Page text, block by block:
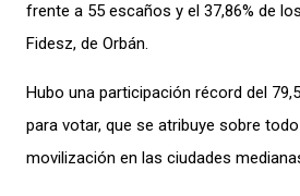
frente a 55 escaños y el 37,86% de
Fidesz, de Orbán.
Hubo una participación récord del
para votar, que se atribuye sobre
movilización en las ciudades